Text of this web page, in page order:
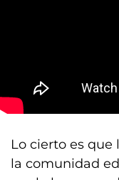
Lo cierto es que
la comunidad